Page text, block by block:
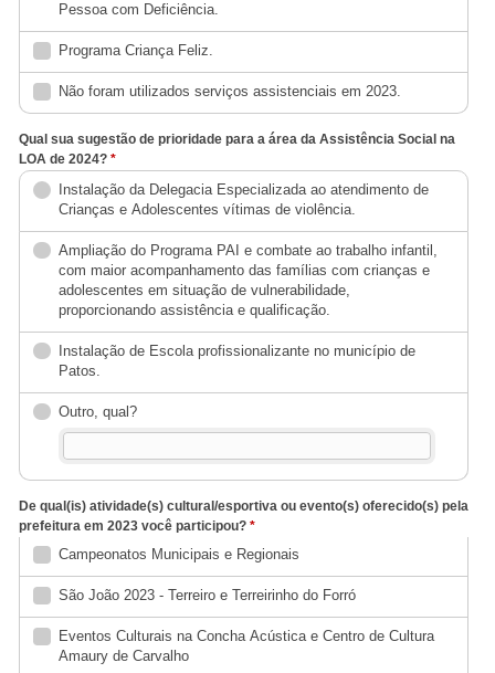
Pessoa com Deficiência.
Programa Criança Feliz.
Não foram utilizados serviços assistenciais em 2023.
Qual sua sugestão de prioridade para a área da Assistência Social na
LOA de 2024? *
Instalação da Delegacia Especializada ao atendimento de
Crianças e Adolescentes vítimas de violência.
Ampliação do Programa PAI e combate ao trabalho infantil,
com maior acompanhamento das famílias com crianças e
adolescentes em situação de vulnerabilidade,
proporcionando assistência e qualificação.
Instalação de Escola profissionalizante no município de
Patos.
Outro, qual?
De qual(is) atividade(s) cultural/esportiva ou evento(s) oferecido(s) pela
prefeitura em 2023 você participou? *
Campeonatos Municipais e Regionais
São João 2023 - Terreiro e Terreirinho do Forró
Eventos Culturais na Concha Acústica e Centro de Cultura
Amaury de Carvalho